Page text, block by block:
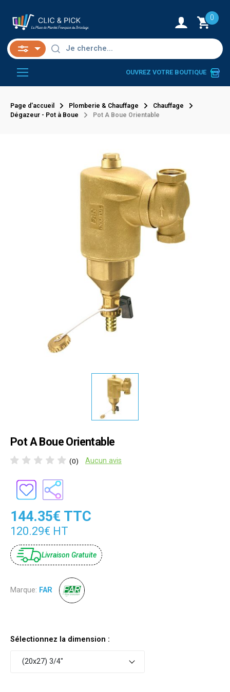
0
OUVREZ VOTRE BOUTIQUE
Page d'accueil Plomberie & Chauffage
Chauffage
Dégazeur - Pot à Boue
Pot A Boue Orientable
Pot A Boue Orientable
(0) Aucun avis
144.35€ TTC
120.29€ HT
Livraison Gratuite
Marque: FAR
Sélectionnez la dimension :
(20x27) 3/4"